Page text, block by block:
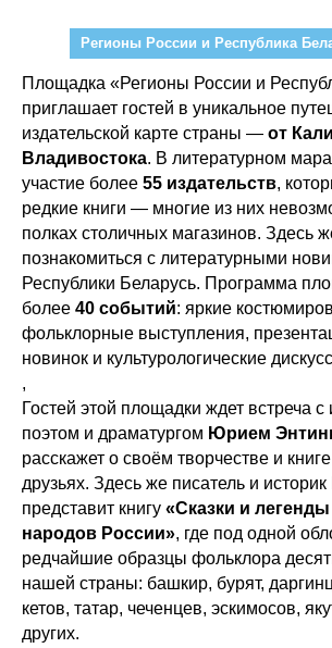
Регионы России и Республика
Площадка «Регионы России и
приглашает гостей в уникальное
издательской карте страны — от
Владивостока. В литературном
участие более 55 издательств,
редкие книги — многие из них
полках столичных магазинов. Здесь
познакомиться с литературными
Республики Беларусь. Программа
более 40 событий: яркие
фольклорные выступления,
новинок и культурологические
,
Гостей этой площадки ждет встреча
поэтом и драматургом Юрием
расскажет о своём творчестве и
друзьях. Здесь же писатель и историк
представит книгу «Сказки и легенды
народов России», где под одной
редчайшие образцы фольклора
нашей страны: башкир, бурят,
кетов, татар, чеченцев, эскимосов,
других.